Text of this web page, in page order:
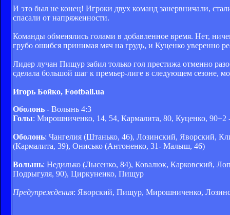
И это был не конец! Игроки двух команд занервничали,
спасали от напряженности.
Команды обменялись голами в добавленное время. Нет,
грубо ошибся принимая мяч на грудь, и Куценко уверенно
Лидер лучан Пищур забил только гол престижа отменно
сделала большой шаг к премьер-лиге в следующем сезоне,
Игорь Бойко, Football.ua
Оболонь - Волынь 4:3
Голы: Мирошниченко, 14, 54, Кармалита, 80, Куценко,
Оболонь: Чангелия (Штанько, 46), Лозинский, Яворский,
(Кармалита, 39), Онисько (Антоненко, 31- Малыш, 46)
Волынь: Недилько (Лысенко, 84), Ковалюк, Карковский,
Подрыгуля, 90), Циркуненко, Пищур
Предупреждения: Яворский, Пищур, Мирошниченко,